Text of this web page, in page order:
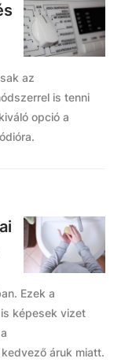
az
is tenni
opció a
Ezek a
képesek vizet
áruk miatt.